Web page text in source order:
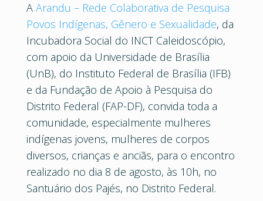
A Arandu – Rede Colaborativa de Pesquisa
Povos Indígenas, Gênero e Sexualidade, da
Incubadora Social do INCT Caleidoscópio,
com apoio da Universidade de Brasília
(UnB), do Instituto Federal de Brasília (IFB)
e da Fundação de Apoio à Pesquisa do
Distrito Federal (FAP-DF), convida toda a
comunidade, especialmente mulheres
indígenas jovens, mulheres de corpos
diversos, crianças e anciãs, para o encontro
realizado no dia 8 de agosto, às 10h, no
Santuário dos Pajés, no Distrito Federal.